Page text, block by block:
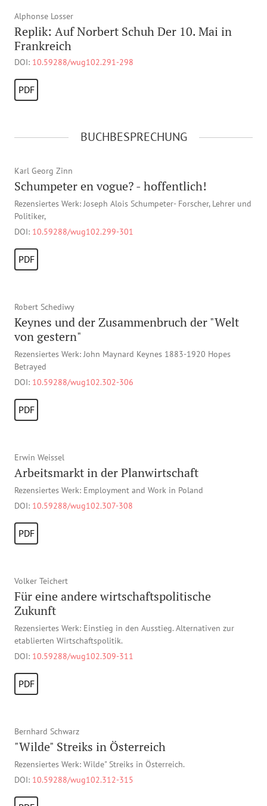
Alphonse Losser
Replik: Auf Norbert Schuh Der 10. Mai in
Frankreich
DOI: 10.59288/wug102.291-298
PDF
BUCHBESPRECHUNG
Karl Georg Zinn
Schumpeter en vogue? - hoffentlich!
Rezensiertes Werk: Joseph Alois Schumpeter- Forscher, Lehrer und
Politiker,
DOI: 10.59288/wug102.299-301
PDF
Robert Schediwy
Keynes und der Zusammenbruch der "Welt
von gestern"
Rezensiertes Werk: John Maynard Keynes 1883-1920 Hopes
Betrayed
DOI: 10.59288/wug102.302-306
PDF
Erwin Weissel
Arbeitsmarkt in der Planwirtschaft
Rezensiertes Werk: Employment and Work in Poland
DOI: 10.59288/wug102.307-308
PDF
Volker Teichert
Für eine andere wirtschaftspolitische
Zukunft
Rezensiertes Werk: Einstieg in den Ausstieg. Alternativen zur
etablierten Wirtschaftspolitik.
DOI: 10.59288/wug102.309-311
PDF
Bernhard Schwarz
"Wilde" Streiks in Österreich
Rezensiertes Werk: Wilde" Streiks in Österreich.
DOI: 10.59288/wug102.312-315